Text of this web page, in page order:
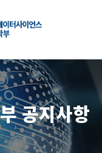
학과
공지사항